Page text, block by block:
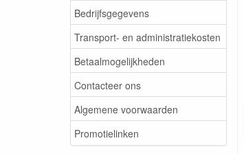
Bedrijfsgegevens
Transport- en administratiekosten
Betaalmogelijkheden
Contacteer ons
Algemene voorwaarden
Promotielinken